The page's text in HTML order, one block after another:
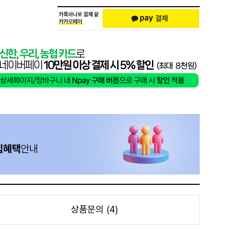
상품문의 (4)